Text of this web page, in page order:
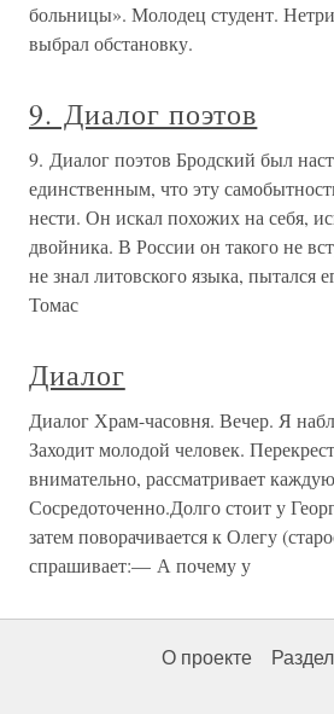
больницы». Молодец студент.
выбрал обстановку.
9. Диалог поэтов
9. Диалог поэтов Бродский был
единственным, что эту
нести. Он искал похожих на себя,
двойника. В России он такого не
не знал литовского языка, пытался
Томас
Диалог
Диалог Храм-часовня. Вечер. Я
Заходит молодой человек.
внимательно, рассматривает
Сосредоточенно.Долго стоит у
затем поворачивается к Олегу
спрашивает:— А почему у
О проекте